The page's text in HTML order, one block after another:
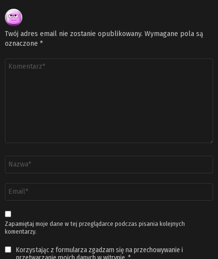
Twój adres email nie zostanie opublikowany. Wymagane pola są
oznaczone *
email
*
Zapamiętaj moje dane w tej przeglądarce podczas pisania kolejnych
komentarzy.
Korzystając z formularza zgadzam się na przechowywanie i